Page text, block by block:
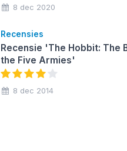
8 dec 2020
Recensies
Recensie 'The Hobbit: The
the Five Armies'
8 dec 2014